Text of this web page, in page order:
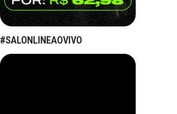
#SALONLINEAOVIVO